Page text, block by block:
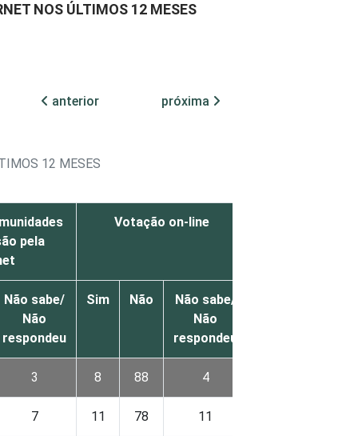
NOS ÚLTIMOS 12 MESES
anterior
próxima
12 MESES
pela
Votação on-line
Não sabe/
Não
respondeu
Sim Não
Não sabe/
Não
respondeu
3 8 88 4
7 11 78 11